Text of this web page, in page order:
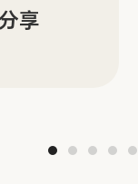
建设分